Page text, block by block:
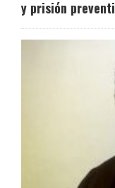
y prisión